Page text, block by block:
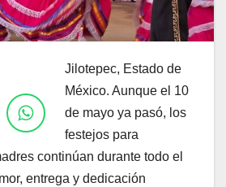
Jilotepec, Estado de
México. Aunque el 10
de mayo ya pasó, los
festejos para
continúan durante todo el
entrega y dedicación